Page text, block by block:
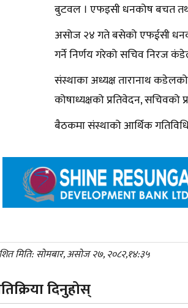
बुटवल । एफइसी धनकोष बचत
असोज २४ गते बसेको एफईसी
गर्ने निर्णय गरेको सचिव निरज
संस्थाका अध्यक्ष तारानाथ
कोषाध्यक्षको प्रतिवेदन, सचिवको
बैठकमा संस्थाको आर्थिक गतिविधि
मिति: सोमबार, असोज २७, २०८२,१४:३५
दिनुहोस्